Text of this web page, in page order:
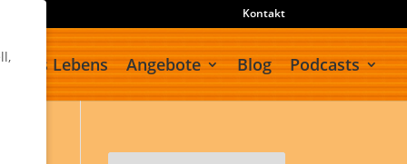
Kontakt
Lebens Angebote Blog Podcasts